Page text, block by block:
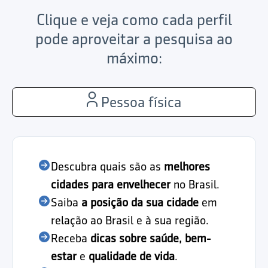
Clique e veja como cada perfil
pode aproveitar a pesquisa ao
máximo:
Pessoa física
Descubra quais são as melhores
cidades para envelhecerno Brasil.
Saiba a posição da sua cidade em
relação ao Brasil e à sua região.
Receba dicas sobre saúde, bem-
estare qualidade de vida.